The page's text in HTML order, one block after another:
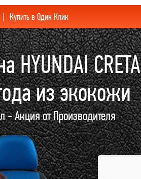
| Купить в Один Клик
HYUNDAI CRETA
из экокожи
- Акция от Производителя